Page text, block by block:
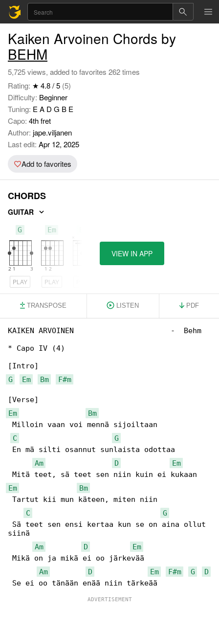
Kaiken Arvoinen Chords by
BEHM
5,725 views, added to favorites 262 times
Rating: ★ 4.8 / 5 (5)
Difficulty: Beginner
Tuning: E A D G B E
Capo: 4th fret
Author: jape.viljanen
Last edit: Apr 12, 2025
Add to favorites
CHORDS
GUITAR
G
PLAY
Em
PLAY
VIEW IN APP
TRANSPOSE LISTEN PDF
KAIKEN ARVOINEN                      -  Behm
* Capo IV (4)
G
Em Bm F#m
Em
Bm
Milloin vaan voi mennä sijoiltaan
C
G
En mä silti osannut sunlaista odottaa
Am
D
Em
Em
Bm
Tartut kii mun käteen, miten niin
C
G
Sä teet sen ensi kertaa kun se on aina ollut
siinä
Am
D
Em
Mikä on ja mikä ei oo järkevää
Am
D Em F#m G
D